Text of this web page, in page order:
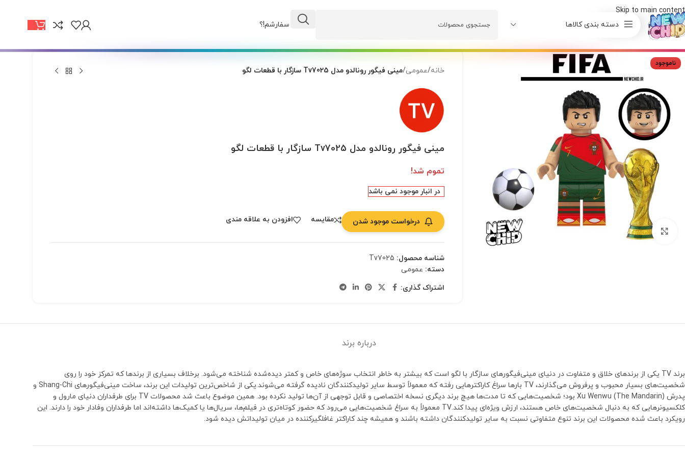
Skip to main content
دسته بندی کالاها
وضعیت سفارشم!؟
ناموجود
بزرگنمایی تصویر
خانه/عمومی/مینی فیگور رونالدو مدل Tv7025 سازگار با قطعات لگو
مینی فیگور رونالدو مدل Tv7025 سازگار با قطعات لگو
تموم شد!
در انبار موجود نمی باشد
درخواست موجود شدن مقایسه افزودن به علاقه مندی
شناسه محصول: Tv7025
دسته: عمومی
اشتراک گذاری:
درباره برند
برند TV یکی از برندهای خلاق و متفاوت در دنیای مینی‌فیگورهای سازگار با لگو است که بیشتر به خاطر انتخاب سوژه‌های خاص و کمتر دیده‌شده شناخته می‌شود. برخلاف بسیاری از برندها که تمرکز خود را روی
شخصیت‌های بسیار محبوب و پرفروش می‌گذارند، TV بارها سراغ کاراکترهایی رفته که معمولاً توسط سایر تولیدکنندگان نادیده گرفته می‌شوند.یکی از شاخص‌ترین تولیدات این برند، ساخت مینی‌فیگورهای Shang-Chi و
پدرش Xu Wenwu (The Mandarin) بود؛ شخصیت‌هایی که تا مدت‌ها هیچ برند دیگری نسخه اختصاصی و قابل توجهی از آن‌ها تولید نکرده بود. همین موضوع باعث شد محصولات TV برای طرفداران دنیای مارول و
کلکسیونرهایی که به دنبال شخصیت‌های خاص هستند، ارزش ویژه‌ای پیدا کند.TV معمولاً به سراغ شخصیت‌هایی می‌رود که حضور کوتاه‌تری در فیلم‌ها، سریال‌ها یا کمیک‌ها داشته‌اند اما طرفداران وفادار خود را دارند. این
رویکرد باعث شده محصولات این برند تنوع متفاوتی نسبت به سایر تولیدکنندگان داشته باشند و همیشه چند کاراکتر غافلگیرکننده در میان تولیداتش دیده شود.